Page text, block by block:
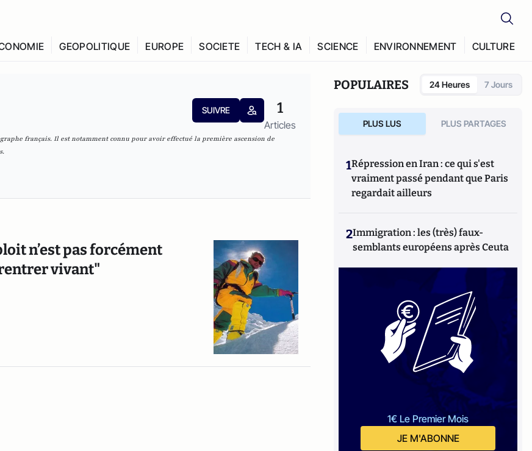
GEOPOLITIQUE EUROPE SOCIETE TECH & IA SCIENCE ENVIRONNEMENT CULTURE
SUIVRE 1
Articles
français. Il est notamment connu pour avoir effectué la première ascension de
n’est pas forcément
vivant"
POPULAIRES 24 Heures 7 Jours
PLUS LUS PLUS PARTAGES
1Répression en Iran : ce qui s'est
vraiment passé pendant que Paris
regardait ailleurs
2Immigration : les (très) faux-
semblants européens après Ceuta
1€ Le Premier Mois
JE M'ABONNE